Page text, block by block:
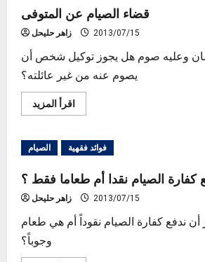
صيامه
قضاء الصيام عن المتوفى
زاهر حليحل 2013/07/15
وعليه صوم هل يجوز توكيل شخص أن
يصوم عنه من غير عائلته؟
اقرأ المزيدRead
more
الصيام
عن
الصيام فوائد فقهية
كفارة الصيام نقدا أم طعاما فقط ؟
زاهر حليحل 2013/07/15
ندفع كفارة الصيام نقوداً أم هي طعام
وجوباً؟